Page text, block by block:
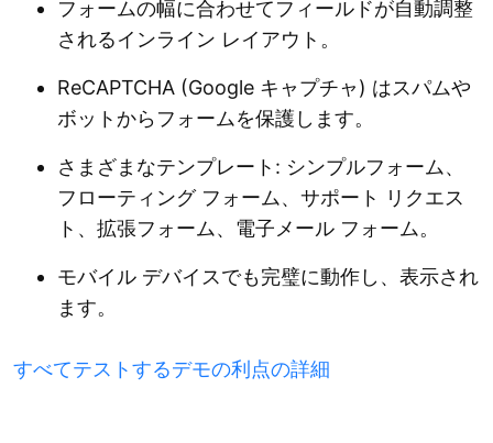
フォームの幅に合わせてフィールドが自動調整
されるインライン レイアウト。
ReCAPTCHA (Google キャプチャ) はスパムや
ボットからフォームを保護します。
さまざまなテンプレート: シンプルフォーム、
フローティング フォーム、サポート リクエス
ト、拡張フォーム、電子メール フォーム。
モバイル デバイスでも完璧に動作し、表示され
ます。
すべてテストするデモの利点の詳細